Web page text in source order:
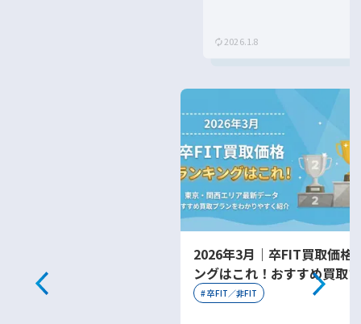
2026.1.8
2026年3月｜卒FIT買取価格
ングはこれ！おすすめ買取
をわかりやすく紹介
#卒FIT／非FIT